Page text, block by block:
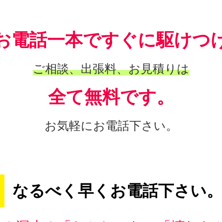
電話一本ですぐに駆けつ
ご相談、出張料、お見積りは
全て無料です。
お気軽にお電話下さい。
なるべく早くお電話下さい。